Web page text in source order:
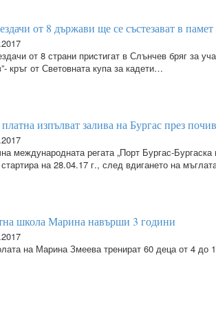
от 8 държави ще се състезават в
от 8 страни пристигат в Слънчев бряг за
кръг от Световната купа за кадети…
изпълват залива на Бургас през
международната регата „Порт Бургас-
стартира на 28.04.17 г., след вдигането на
школа Марина навърши 3 години
на Марина Змеева тренират 60 деца от 4 до